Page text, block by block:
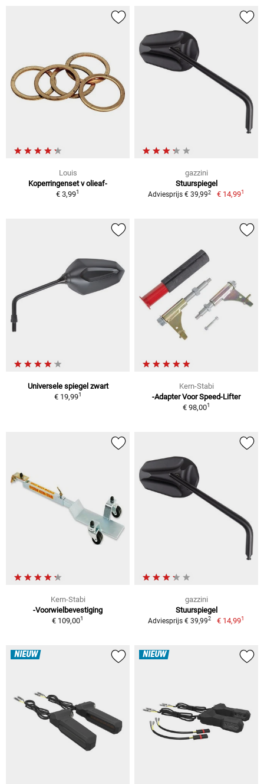
Louis
Koperringenset v olieaf-
€ 3,991
gazzini
Stuurspiegel
Adviesprijs € 39,992 € 14,991
Universele spiegel zwart
€ 19,991
Kern-Stabi
-Adapter Voor Speed-Lifter
€ 98,001
Kern-Stabi
-Voorwielbevestiging
€ 109,001
gazzini
Stuurspiegel
Adviesprijs € 39,992 € 14,991
NIEUW NIEUW